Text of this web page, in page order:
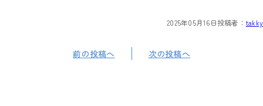
2025年05月16日投稿者： takky
前の投稿へ 次の投稿へ